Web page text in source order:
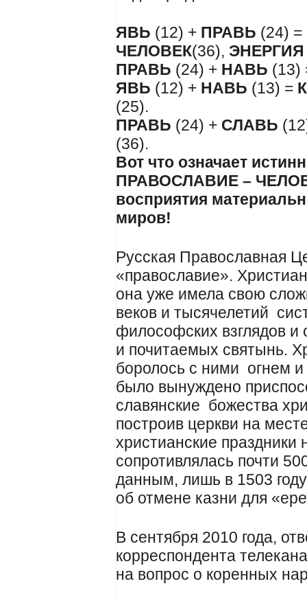
ЯВЬ (12) + ПРАВЬ (24) =
ЧЕЛОВЕК(36),ЭНЕРГИЯ
ПРАВЬ (24) + НАВЬ (13)
ЯВЬ (12) + НАВЬ (13) =
(25).
ПРАВЬ (24) + СЛАВЬ
(36).
Вот что означает
ПРАВОСЛАВИЕ –
восприятия
миров!
Русская Православная
«православие».
она уже имела свою
веков и тысячелетий
философских взглядов и
и почитаемых святынь.
боролось с ними огнем
было вынуждено
славянские божества
построив церкви на
христианские
сопротивлялась почти
данным, лишь в 1503
об отмене казни для
В сентября 2010 года,
корреспондента
на вопрос о коренных